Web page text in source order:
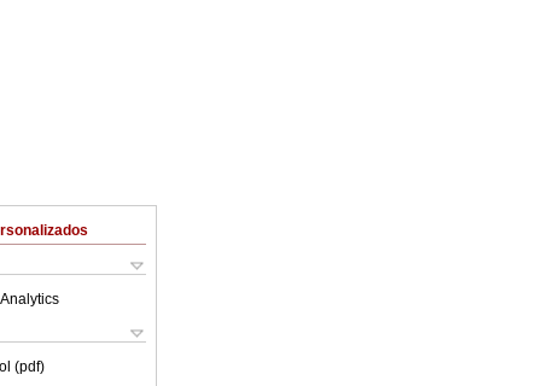
(pdf)